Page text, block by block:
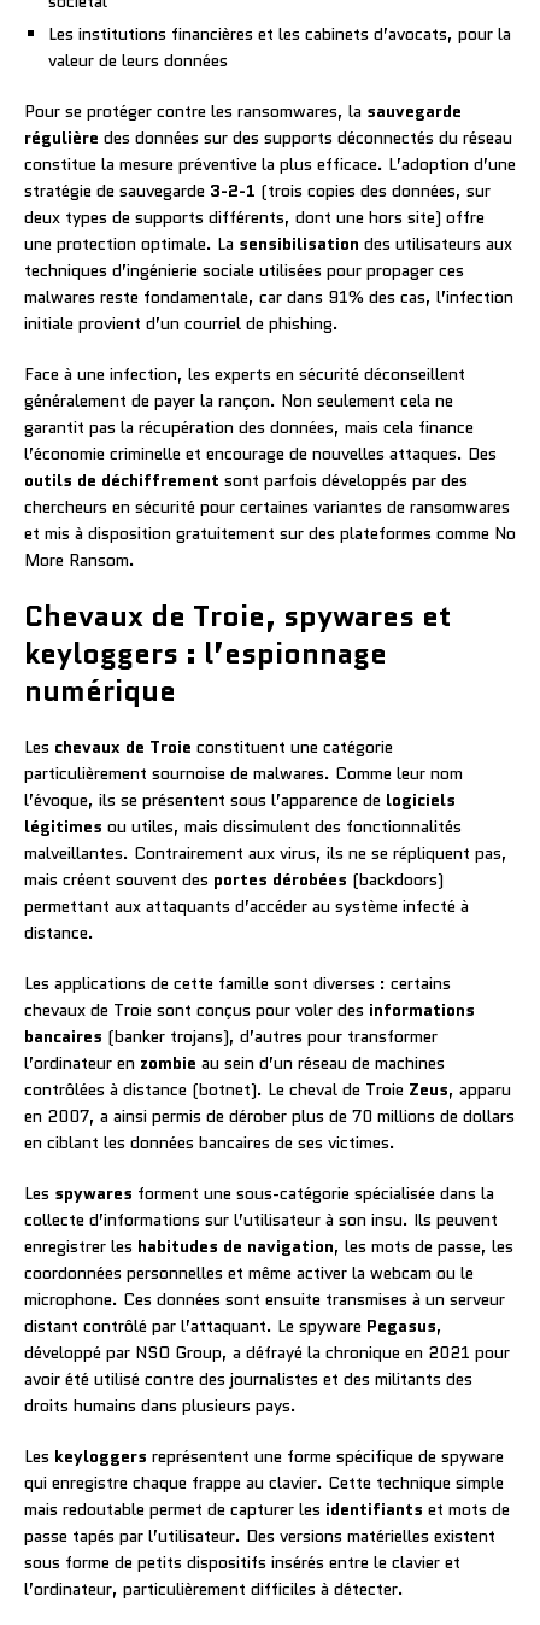
Les institutions financières et les cabinets d’avocats, pour la
valeur de leurs données
Pour se protéger contre les ransomwares, la sauvegarde
régulière des données sur des supports déconnectés du réseau
constitue la mesure préventive la plus efficace. L’adoption d’une
stratégie de sauvegarde 3-2-1 (trois copies des données, sur
deux types de supports différents, dont une hors site) offre
une protection optimale. La sensibilisation des utilisateurs aux
techniques d’ingénierie sociale utilisées pour propager ces
malwares reste fondamentale, car dans 91% des cas, l’infection
initiale provient d’un courriel de phishing.
Face à une infection, les experts en sécurité déconseillent
généralement de payer la rançon. Non seulement cela ne
garantit pas la récupération des données, mais cela finance
l’économie criminelle et encourage de nouvelles attaques. Des
outils de déchiffrement sont parfois développés par des
chercheurs en sécurité pour certaines variantes de ransomwares
et mis à disposition gratuitement sur des plateformes comme No
More Ransom.
Chevaux de Troie, spywares et
keyloggers : l’espionnage
numérique
Les chevaux de Troie constituent une catégorie
particulièrement sournoise de malwares. Comme leur nom
l’évoque, ils se présentent sous l’apparence de logiciels
légitimes ou utiles, mais dissimulent des fonctionnalités
malveillantes. Contrairement aux virus, ils ne se répliquent pas,
mais créent souvent des portes dérobées (backdoors)
permettant aux attaquants d’accéder au système infecté à
distance.
Les applications de cette famille sont diverses : certains
chevaux de Troie sont conçus pour voler des informations
bancaires (banker trojans), d’autres pour transformer
l’ordinateur en zombie au sein d’un réseau de machines
contrôlées à distance (botnet). Le cheval de Troie Zeus, apparu
en 2007, a ainsi permis de dérober plus de 70 millions de dollars
en ciblant les données bancaires de ses victimes.
Les spywares forment une sous-catégorie spécialisée dans la
collecte d’informations sur l’utilisateur à son insu. Ils peuvent
enregistrer les habitudes de navigation, les mots de passe, les
coordonnées personnelles et même activer la webcam ou le
microphone. Ces données sont ensuite transmises à un serveur
distant contrôlé par l’attaquant. Le spyware Pegasus,
développé par NSO Group, a défrayé la chronique en 2021 pour
avoir été utilisé contre des journalistes et des militants des
droits humains dans plusieurs pays.
Les keyloggers représentent une forme spécifique de spyware
qui enregistre chaque frappe au clavier. Cette technique simple
mais redoutable permet de capturer les identifiants et mots de
passe tapés par l’utilisateur. Des versions matérielles existent
sous forme de petits dispositifs insérés entre le clavier et
l’ordinateur, particulièrement difficiles à détecter.